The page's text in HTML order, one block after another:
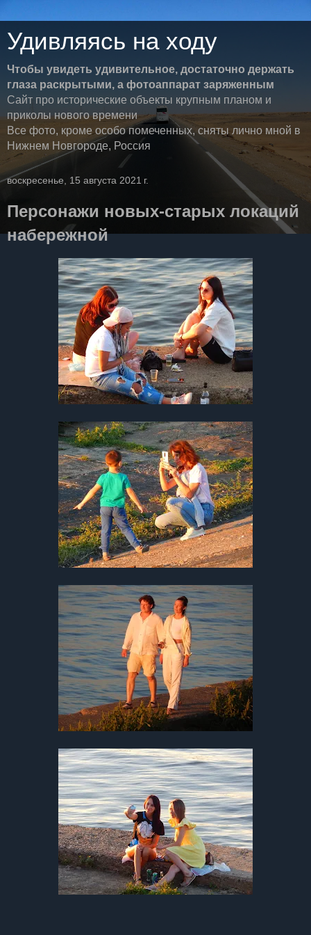
Удивляясь на ходу
Чтобы увидеть удивительное, достаточно держать
глаза раскрытыми, а фотоаппарат заряженным
Сайт про исторические объекты крупным планом и
приколы нового времени
Все фото, кроме особо помеченных, сняты лично мной в
Нижнем Новгороде, Россия
воскресенье, 15 августа 2021 г.
Персонажи новых-старых локаций
набережной